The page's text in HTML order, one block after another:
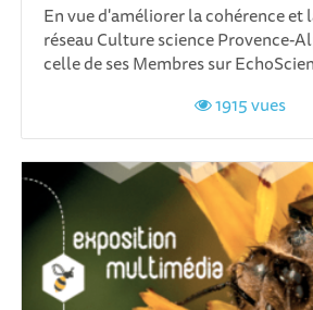
En vue d'améliorer la cohérence et
réseau Culture science Provence-
celle de ses Membres sur
1915 vues